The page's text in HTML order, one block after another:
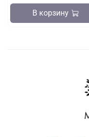
В корзину